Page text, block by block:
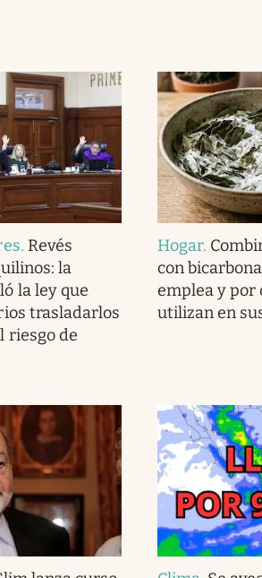
. Revés
la
la ley que
trasladarlos
riesgo de
Hogar.
con
emplea y por
utilizan en